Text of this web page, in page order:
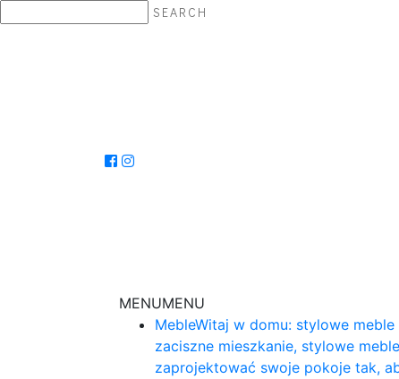
SEARCH
MENUMENU
MebleWitaj w domu: stylowe
zaciszne mieszkanie, stylowe
zaprojektować swoje pokoje tak,